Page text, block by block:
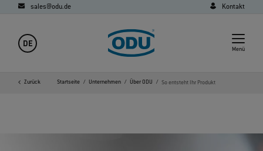
sales@odu.de Kontakt
DE
Menü
Zurück Startseite Unternehmen Über ODU So entsteht Ihr Produkt